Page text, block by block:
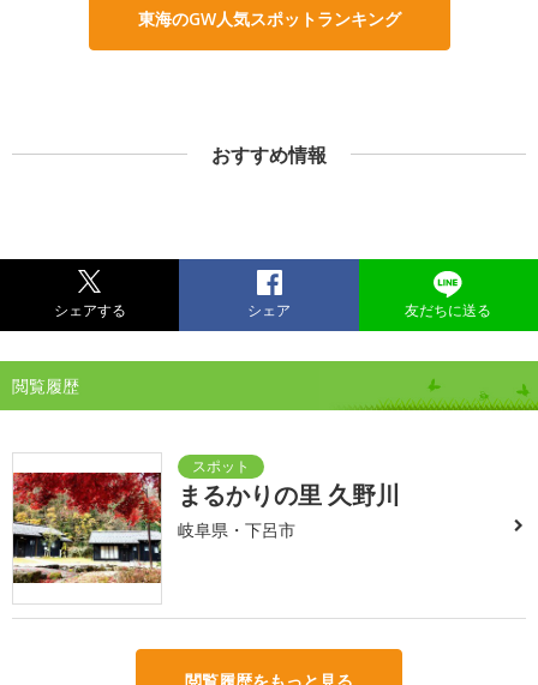
東海のGW人気スポットランキング
おすすめ情報
シェアする シェア 友だちに送る
閲覧履歴
まるかりの里 久野川
岐阜県・下呂市